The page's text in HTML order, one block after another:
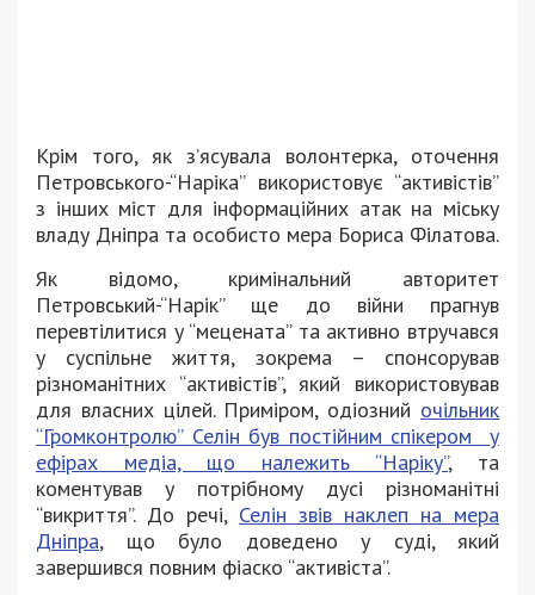
Крім того, як зʼясувала волонтерка, оточення
Петровського-“Наріка” використовує “активістів”
з інших міст для інформаційних атак на міську
владу Дніпра та особисто мера Бориса Філатова.
Як відомо, кримінальний авторитет
Петровський-“Нарік” ще до війни прагнув
перевтілитися у “мецената” та активно втручався
у суспільне життя, зокрема – спонсорував
різноманітних “активістів”, який використовував
для власних цілей. Приміром, одіозний очільник
“Громконтролю” Селін був постійним спікером у
ефірах медіа, що належить “Наріку”, та
коментував у потрібному дусі різноманітні
“викриття”. До речі, Селін звів наклеп на мера
Дніпра, що було доведено у суді, який
завершився повним фіаско “активіста”.